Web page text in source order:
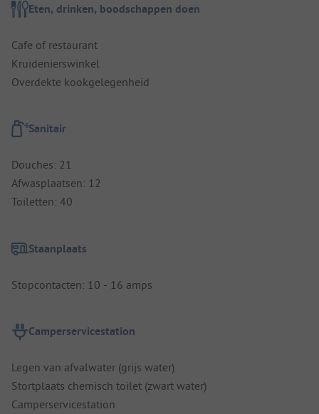
Eten, drinken, boodschappen doen
Cafe of restaurant
Kruidenierswinkel
Overdekte kookgelegenheid
Sanitair
Douches: 21
Afwasplaatsen: 12
Toiletten: 40
Staanplaats
Stopcontacten: 10 - 16 amps
Camperservicestation
Legen van afvalwater (grijs water)
Stortplaats chemisch toilet (zwart water)
Camperservicestation